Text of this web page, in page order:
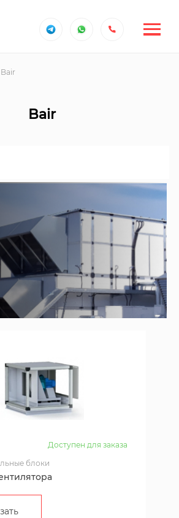
Bair
Bair
Доступен для заказа
блоки